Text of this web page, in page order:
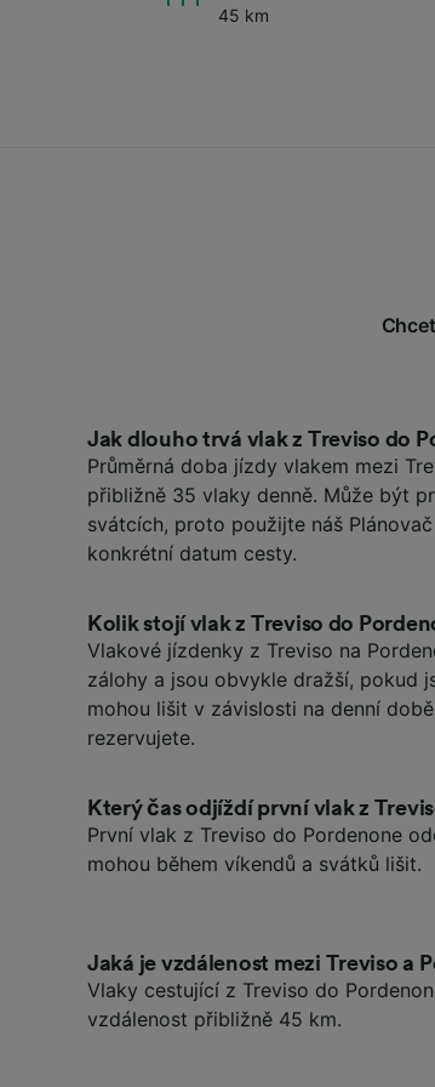
45 km
Jak dlouho trvá vlak z Treviso do
Průměrná doba jízdy vlakem mezi
přibližně 35 vlaky denně. Může být
svátcích, proto použijte náš
konkrétní datum cesty.
Kolik stojí vlak z Treviso do
Vlakové jízdenky z Treviso na
zálohy a jsou obvykle dražší, pokud
mohou lišit v závislosti na denní
rezervujete.
Který čas odjíždí první vlak z
První vlak z Treviso do Pordenone
mohou během víkendů a svátků lišit.
Jaká je vzdálenost mezi Treviso a
Vlaky cestující z Treviso do
vzdálenost přibližně 45 km.